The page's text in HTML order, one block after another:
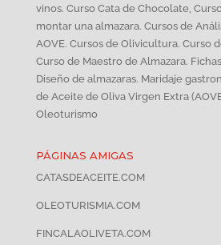
vinos. Curso Cata de Chocolate,
montar una almazara. Cursos de
AOVE. Cursos de Olivicultura. Curso
Curso de Maestro de Almazara.
Diseño de almazaras. Maridaje
de Aceite de Oliva Virgen Extra
Oleoturismo
PÁGINAS AMIGAS
CATASDEACEITE.COM
OLEOTURISMIA.COM
FINCALAOLIVETA.COM